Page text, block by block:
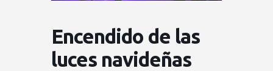
Encendido de las
luces navideñas